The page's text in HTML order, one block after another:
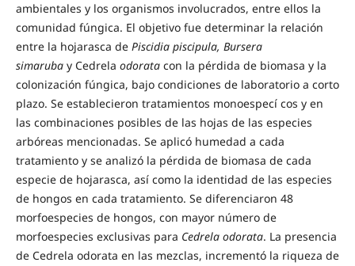
ambientales y los organismos involucrados, entre ellos la
comunidad fúngica. El objetivo fue determinar la relación
entre la hojarasca de Piscidia piscipula, Bursera
simaruba y Cedrela odorata con la pérdida de biomasa y la
colonización fúngica, bajo condiciones de laboratorio a corto
plazo. Se establecieron tratamientos monoespecí cos y en
las combinaciones posibles de las hojas de las especies
arbóreas mencionadas. Se aplicó humedad a cada
tratamiento y se analizó la pérdida de biomasa de cada
especie de hojarasca, así como la identidad de las especies
de hongos en cada tratamiento. Se diferenciaron 48
morfoespecies de hongos, con mayor número de
morfoespecies exclusivas para Cedrela odorata. La presencia
de Cedrela odorata en las mezclas, incrementó la riqueza de